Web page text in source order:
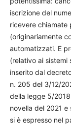
iscrizione del
ricevere chiamate
(originariamente
automatizzati. E
(relativo ai sistemi
inserito dal
n. 205 del 3/12/
della legge 5/
novella del 2021
si è espresso nel